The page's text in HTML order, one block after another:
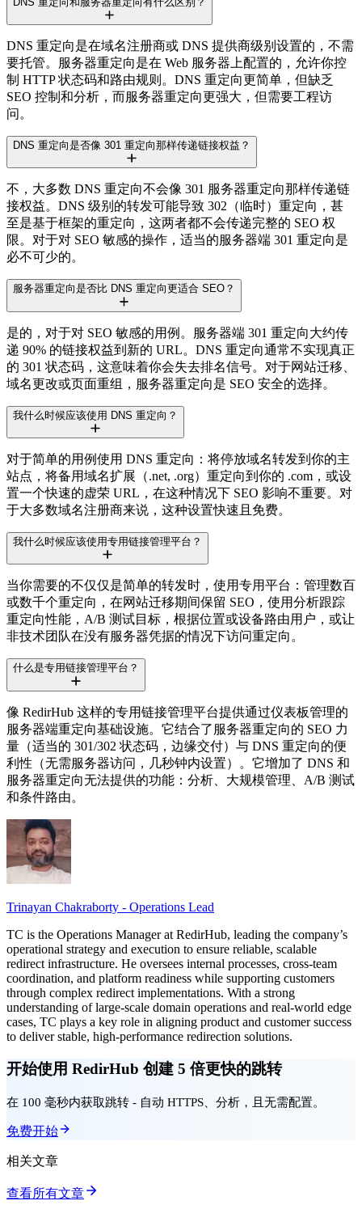
DNS 重定向是在域名注册商或 DNS 提供商级别设置的，不需
要托管。服务器重定向是在 Web 服务器上配置的，允许你控
制 HTTP 状态码和路由规则。DNS 重定向更简单，但缺乏
SEO 控制和分析，而服务器重定向更强大，但需要工程访
问。
DNS 重定向是否像 301 重定向那样传递链接权益？
不，大多数 DNS 重定向不会像 301 服务器重定向那样传递链
接权益。DNS 级别的转发可能导致 302（临时）重定向，甚
至是基于框架的重定向，这两者都不会传递完整的 SEO 权
限。对于对 SEO 敏感的操作，适当的服务器端 301 重定向是
必不可少的。
服务器重定向是否比 DNS 重定向更适合 SEO？
是的，对于对 SEO 敏感的用例。服务器端 301 重定向大约传
递 90% 的链接权益到新的 URL。DNS 重定向通常不实现真正
的 301 状态码，这意味着你会失去排名信号。对于网站迁移、
域名更改或页面重组，服务器重定向是 SEO 安全的选择。
我什么时候应该使用 DNS 重定向？
对于简单的用例使用 DNS 重定向：将停放域名转发到你的主
站点，将备用域名扩展（.net, .org）重定向到你的 .com，或设
置一个快速的虚荣 URL，在这种情况下 SEO 影响不重要。对
于大多数域名注册商来说，这种设置快速且免费。
我什么时候应该使用专用链接管理平台？
当你需要的不仅仅是简单的转发时，使用专用平台：管理数百
或数千个重定向，在网站迁移期间保留 SEO，使用分析跟踪
重定向性能，A/B 测试目标，根据位置或设备路由用户，或让
非技术团队在没有服务器凭据的情况下访问重定向。
什么是专用链接管理平台？
像 RedirHub 这样的专用链接管理平台提供通过仪表板管理的
服务器端重定向基础设施。它结合了服务器重定向的 SEO 力
量（适当的 301/302 状态码，边缘交付）与 DNS 重定向的便
利性（无需服务器访问，几秒钟内设置）。它增加了 DNS 和
服务器重定向无法提供的功能：分析、大规模管理、A/B 测试
和条件路由。
Trinayan Chakraborty - Operations Lead
TC is the Operations Manager at RedirHub, leading the company’s
operational strategy and execution to ensure reliable, scalable
redirect infrastructure. He oversees internal processes, cross-team
coordination, and platform readiness while supporting customers
through complex redirect implementations. With a strong
understanding of large-scale domain operations and real-world edge
cases, TC plays a key role in aligning product and customer success
to deliver stable, high-performance redirection solutions.
开始使用 RedirHub 创建 5 倍更快的跳转
在 100 毫秒内获取跳转 - 自动 HTTPS、分析，且无需配置。
免费开始
相关文章
查看所有文章